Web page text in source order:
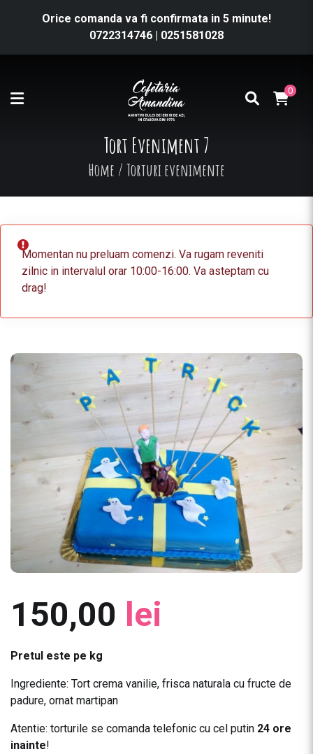
Orice comanda va fi confirmata in 5 minute!
0722314746 | 0251581028
0
Tort Eveniment 7
Home / Torturi evenimente
Momentan nu preluam comenzi. Va rugam reveniti
zilnic in intervalul orar 10:00-16:00. Va asteptam cu
drag!
150,00 lei
Pretul este pe kg
Ingrediente: Tort crema vanilie, frisca naturala cu fructe de
padure, ornat martipan
Atentie: torturile se comanda telefonic cu cel putin 24 ore
inainte!